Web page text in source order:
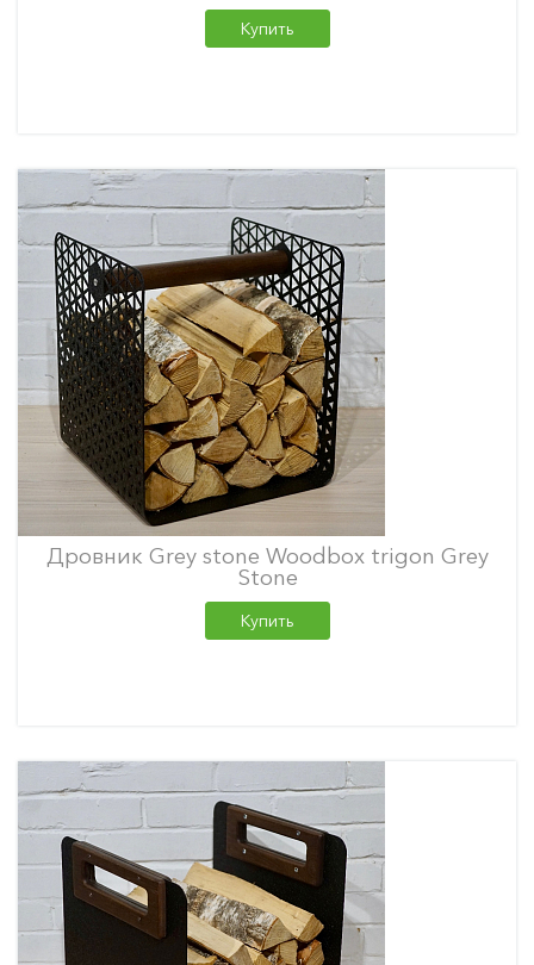
Купить
Дровник Grey stone Woodbox trigon Grey
Stone
Купить